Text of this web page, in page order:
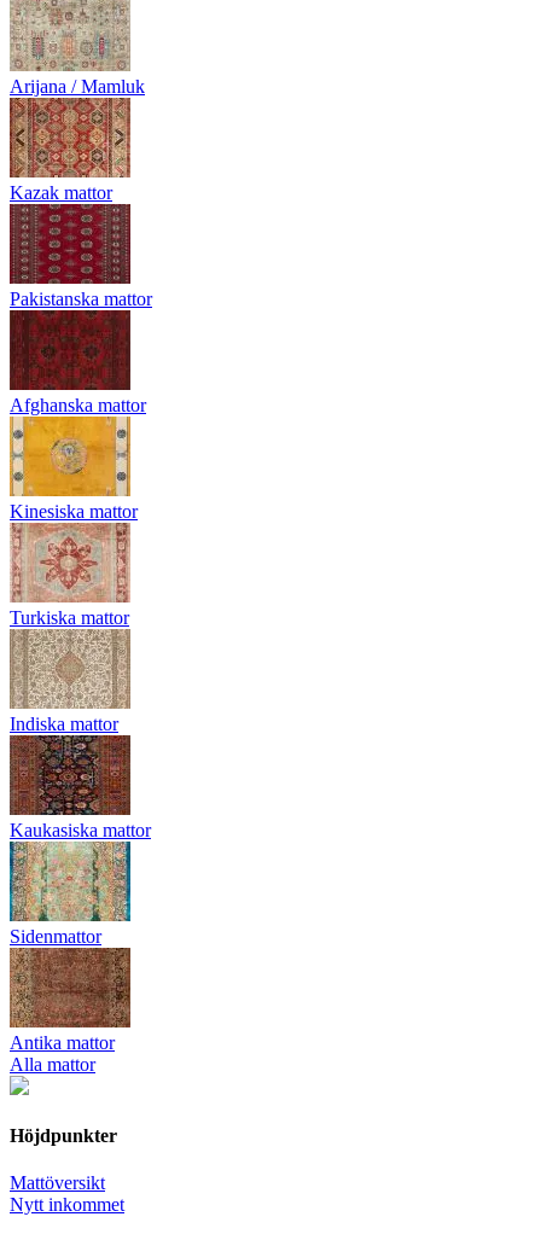
Arijana / Mamluk
Kazak mattor
Pakistanska mattor
Afghanska mattor
Kinesiska mattor
Turkiska mattor
Indiska mattor
Kaukasiska mattor
Sidenmattor
Antika mattor
Alla mattor
Höjdpunkter
Mattöversikt
Nytt inkommet